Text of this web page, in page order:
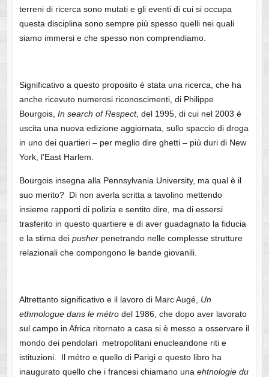
terreni di ricerca sono mutati e gli eventi di cui si occupa
questa disciplina sono sempre più spesso quelli nei quali
siamo immersi e che spesso non comprendiamo.
Significativo a questo proposito è stata una ricerca, che ha
anche ricevuto numerosi riconoscimenti, di Philippe
Bourgois, In search of Respect, del 1995, di cui nel 2003 è
uscita una nuova edizione aggiornata, sullo spaccio di droga
in uno dei quartieri – per meglio dire ghetti – più duri di New
York, l’East Harlem.
Bourgois insegna alla Pennsylvania University, ma qual è il
suo merito? Di non averla scritta a tavolino mettendo
insieme rapporti di polizia e sentito dire, ma di essersi
trasferito in questo quartiere e di aver guadagnato la fiducia
e la stima dei pusherpenetrando nelle complesse strutture
relazionali che compongono le bande giovanili.
Altrettanto significativo e il lavoro di Marc Augé, Un
ethmologue dans le métro del 1986, che dopo aver lavorato
sul campo in Africa ritornato a casa si è messo a osservare il
mondo dei pendolari metropolitani enucleandone riti e
istituzioni. Il métro e quello di Parigi e questo libro ha
inaugurato quello che i francesi chiamano una ehtnologie du